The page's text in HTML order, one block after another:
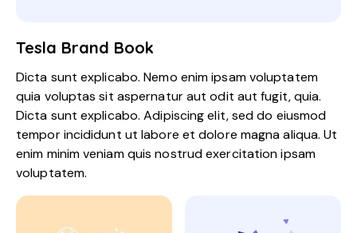
Tesla Brand Book
Dicta sunt explicabo. Nemo enim ipsam voluptatem
quia voluptas sit aspernatur aut odit aut fugit, quia.
Dicta sunt explicabo. Adipiscing elit, sed do eiusmod
tempor incididunt ut labore et dolore magna aliqua. Ut
enim minim veniam quis nostrud exercitation ipsam
voluptatem.